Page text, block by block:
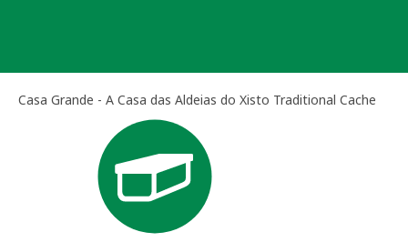
Casa Grande - A Casa das Aldeias do Xisto Traditional Cache